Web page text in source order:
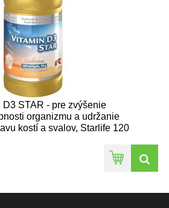
D3 STAR - pre zvýšenie
organizmu a udržanie
kostí a svalov, Starlife 120